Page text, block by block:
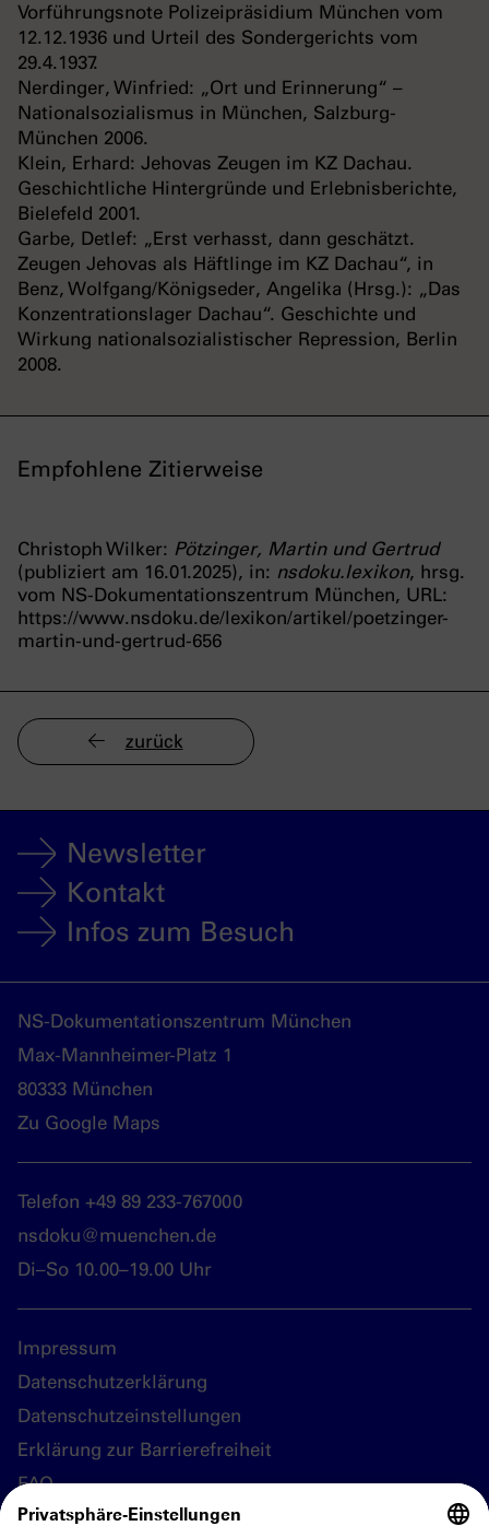
Vorführungsnote Polizeipräsidium München vom
12.12.1936 und Urteil des Sondergerichts vom
29.4.1937.
Nerdinger, Winfried: „Ort und Erinnerung“ –
Nationalsozialismus in München, Salzburg-
München 2006.
Klein, Erhard: Jehovas Zeugen im KZ Dachau.
Geschichtliche Hintergründe und Erlebnisberichte,
Bielefeld 2001.
Garbe, Detlef: „Erst verhasst, dann geschätzt.
Zeugen Jehovas als Häftlinge im KZ Dachau“, in
Benz, Wolfgang/Königseder, Angelika (Hrsg.): „Das
Konzentrationslager Dachau“. Geschichte und
Wirkung nationalsozialistischer Repression, Berlin
2008.
Empfohlene Zitierweise
Christoph Wilker: Pötzinger, Martin und Gertrud
(publiziert am 16.01.2025), in: nsdoku.lexikon, hrsg.
vom NS-Dokumentationszentrum München, URL:
https://www.nsdoku.de/lexikon/artikel/poetzinger-
martin-und-gertrud-656
zurück
Newsletter
Kontakt
Infos zum Besuch
NS-Dokumentationszentrum München
Max-Mannheimer-Platz 1
80333 München
Zu Google Maps
Telefon +49 89 233-767000
nsdoku@muenchen.de
Di–So 10.00–19.00 Uhr
Impressum
Datenschutzerklärung
Datenschutzeinstellungen
Erklärung zur Barrierefreiheit
FAQ